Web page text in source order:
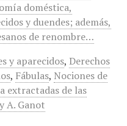
doméstica,
y duendes; además,
de renombre…
y aparecidos, Derechos
, Fábulas, Nociones de
extractadas de las
A. Ganot